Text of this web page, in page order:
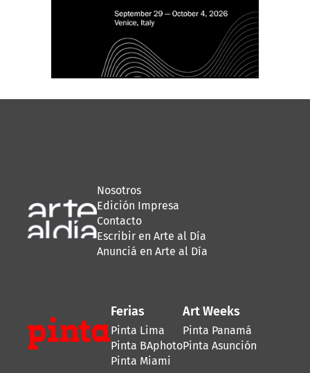
Nosotros
Edición Impresa
Contacto
Escribir en Arte al Día
Anunciá en Arte al Día
Ferias
Pinta Lima
Pinta BAphoto
Pinta Miami
Art Weeks
Pinta Panamá
Pinta Asunción